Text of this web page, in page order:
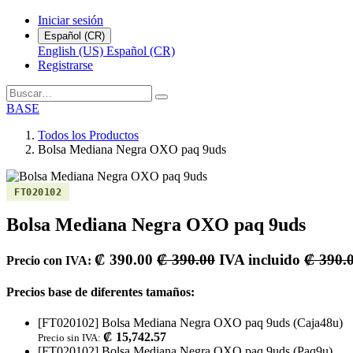
Iniciar sesión
Español (CR)
English (US) Español (CR)
Registrarse
BASE
Todos los Productos
Bolsa Mediana Negra OXO paq 9uds
FT020102
Bolsa Mediana Negra OXO paq 9uds
Precio con IVA: ₡ 390.00 ₡390.00 IVA incluido ₡
Precios base de diferentes tamaños:
[FT020102] Bolsa Mediana Negra OXO paq 9uds (Caja48u)
Precio sin IVA: ₡ 15,742.57